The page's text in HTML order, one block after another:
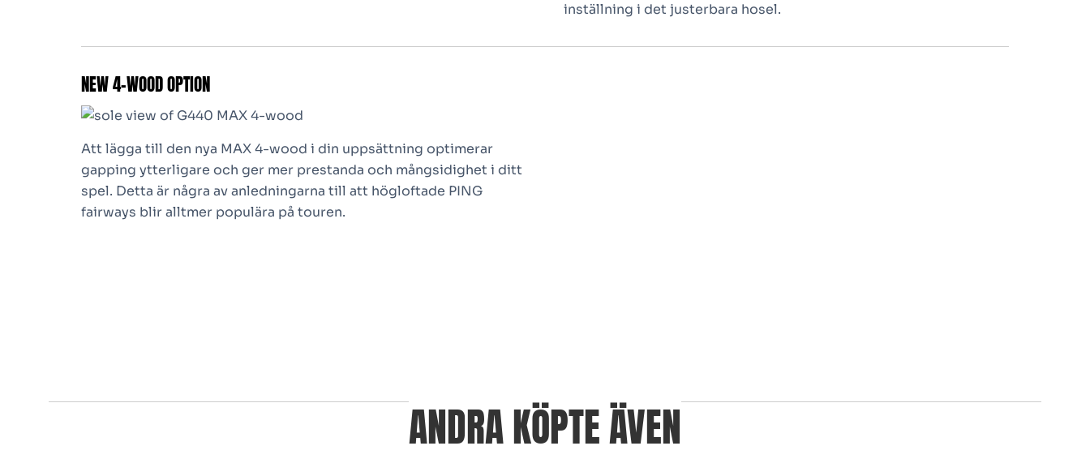
inställning i det justerbara hosel.
NEW 4-WOOD OPTION
Att lägga till den nya MAX 4-wood i din uppsättning optimerar
gapping ytterligare och ger mer prestanda och mångsidighet i ditt
spel. Detta är några av anledningarna till att högloftade PING
fairways blir alltmer populära på touren.
ANDRA KÖPTE ÄVEN